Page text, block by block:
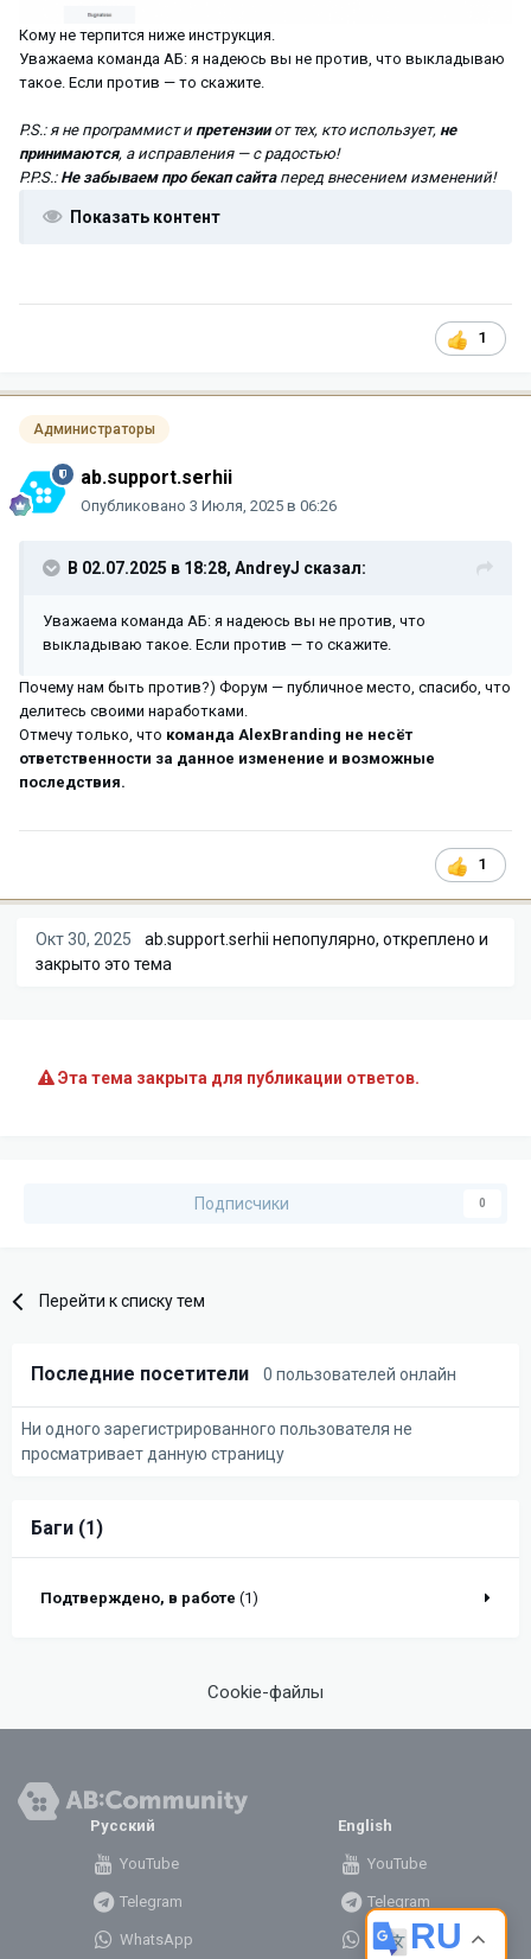
Кому не терпится ниже инструкция.
Уважаема команда АБ: я надеюсь вы не против, что выкладываю
такое. Если против — то скажите.
P.S.: я не программист и претензииот тех, кто использует, не
принимаются, а исправления — с радостью!
P.P.S.: Не забываем про бекап сайтаперед внесением изменений!
Показать контент
1
Администраторы
ab.support.serhii
Опубликовано 3 Июля, 2025 в 06:26
В 02.07.2025 в 18:28, AndreyJ сказал:
Уважаема команда АБ: я надеюсь вы не против, что
выкладываю такое. Если против — то скажите.
Почему нам быть против?) Форум — публичное место, спасибо, что
делитесь своими наработками.
Отмечу только, что команда AlexBranding не несёт
ответственности за данное изменение и возможные
последствия.
1
Окт 30, 2025 ab.support.serhii непопулярно, откреплено и
закрыто это тема
Эта тема закрыта для публикации ответов.
Подписчики 0
Перейти к списку тем
Последние посетители 0 пользователей онлайн
Ни одного зарегистрированного пользователя не
просматривает данную страницу
Баги (1)
Подтверждено, в работе (1)
Cookie-файлы
RU
Русский
YouTube
Telegram
WhatsApp
English
YouTube
Telegram
WhatsApp